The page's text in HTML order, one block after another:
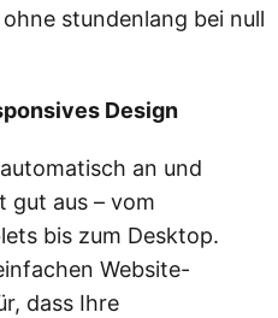
stundenlang bei null
Design
an und
gut aus – vom
bis zum Desktop.
Website-
dass Ihre